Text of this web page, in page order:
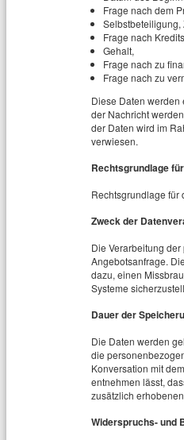
Frage nach dem
Selbstbeteiligung,
Frage nach
Gehalt,
Frage nach zu
Frage nach zu
Diese Daten werden
der Nachricht
der Daten wird im
verwiesen.
Rechtsgrundlage
Rechtsgrundlage für
Zweck der
Die Verarbeitung
Angebotsanfrage.
dazu, einen
Systeme
Dauer der
Die Daten werden
die
Konversation mit
entnehmen lässt,
zusätzlich
Widerspruchs- und